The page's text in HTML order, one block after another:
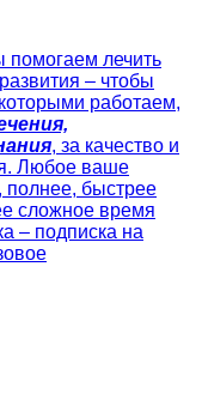
лечить
– чтобы
работаем,
, за качество и
Любое ваше
быстрее
сложное время
– подписка на